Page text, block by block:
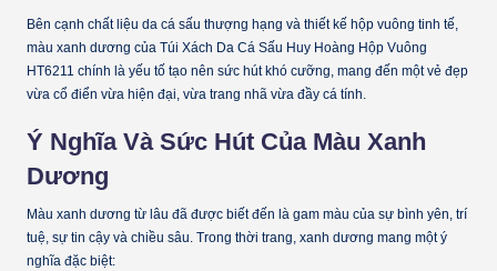
Bên cạnh chất liệu da cá sấu thượng hạng và thiết kế hộp vuông tinh tế,
màu xanh dương của Túi Xách Da Cá Sấu Huy Hoàng Hộp Vuông
HT6211 chính là yếu tố tạo nên sức hút khó cưỡng, mang đến một vẻ đẹp
vừa cổ điển vừa hiện đại, vừa trang nhã vừa đầy cá tính.
Ý Nghĩa Và Sức Hút Của Màu Xanh
Dương
Màu xanh dương từ lâu đã được biết đến là gam màu của sự bình yên, trí
tuệ, sự tin cậy và chiều sâu. Trong thời trang, xanh dương mang một ý
nghĩa đặc biệt: